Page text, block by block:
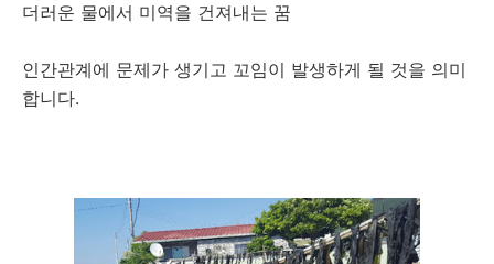
더러운 물에서 미역을 건져내는 꿈
인간관계에 문제가 생기고 꼬임이 발생하게 될 것을 의미
합니다.